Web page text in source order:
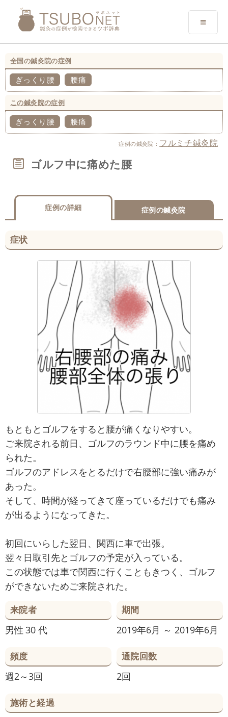
全国の鍼灸院の症例
ぎっくり腰 腰痛
この鍼灸院の症例
ぎっくり腰 腰痛
症例の鍼灸院： フルミチ鍼灸院
ゴルフ中に痛めた腰
症例の詳細 症例の鍼灸院
症状
もともとゴルフをすると腰が痛くなりやすい。
ご来院される前日、ゴルフのラウンド中に腰を痛め
られた。
ゴルフのアドレスをとるだけで右腰部に強い痛みが
あった。
そして、時間が経ってきて座っているだけでも痛み
が出るようになってきた。
初回にいらした翌日、関西に車で出張。
翌々日取引先とゴルフの予定が入っている。
この状態では車で関西に行くこともきつく、ゴルフ
ができないためご来院された。
来院者
男性 30 代
期間
2019年6月 ～ 2019年6月
頻度
週2～3回
通院回数
2回
施術と経過